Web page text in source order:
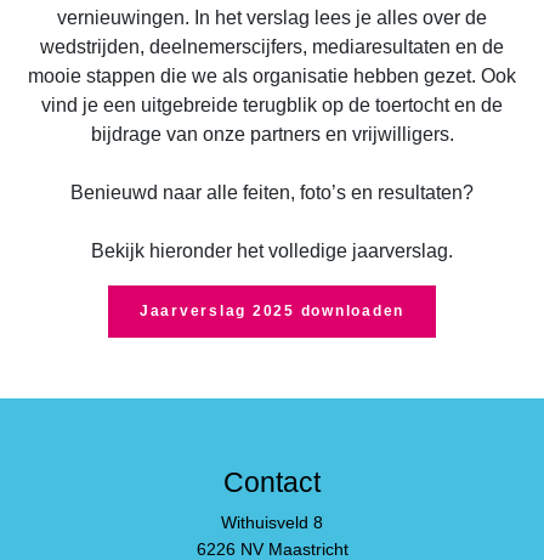
vernieuwingen. In het verslag lees je alles over de
wedstrijden, deelnemerscijfers, mediaresultaten en de
mooie stappen die we als organisatie hebben gezet. Ook
vind je een uitgebreide terugblik op de toertocht en de
bijdrage van onze partners en vrijwilligers.
Benieuwd naar alle feiten, foto’s en resultaten?
Bekijk hieronder het volledige jaarverslag.
Jaarverslag 2025 downloaden
Contact
Withuisveld 8
6226 NV Maastricht